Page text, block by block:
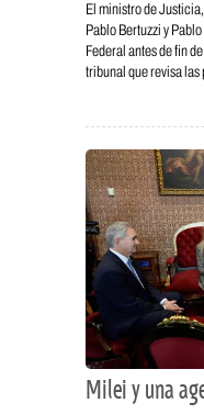
El ministro de
Pablo Bertuzzi y
Federal antes de fin
tribunal que revisa
Milei y una